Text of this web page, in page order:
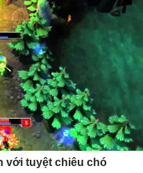
với tuyệt chiêu chó